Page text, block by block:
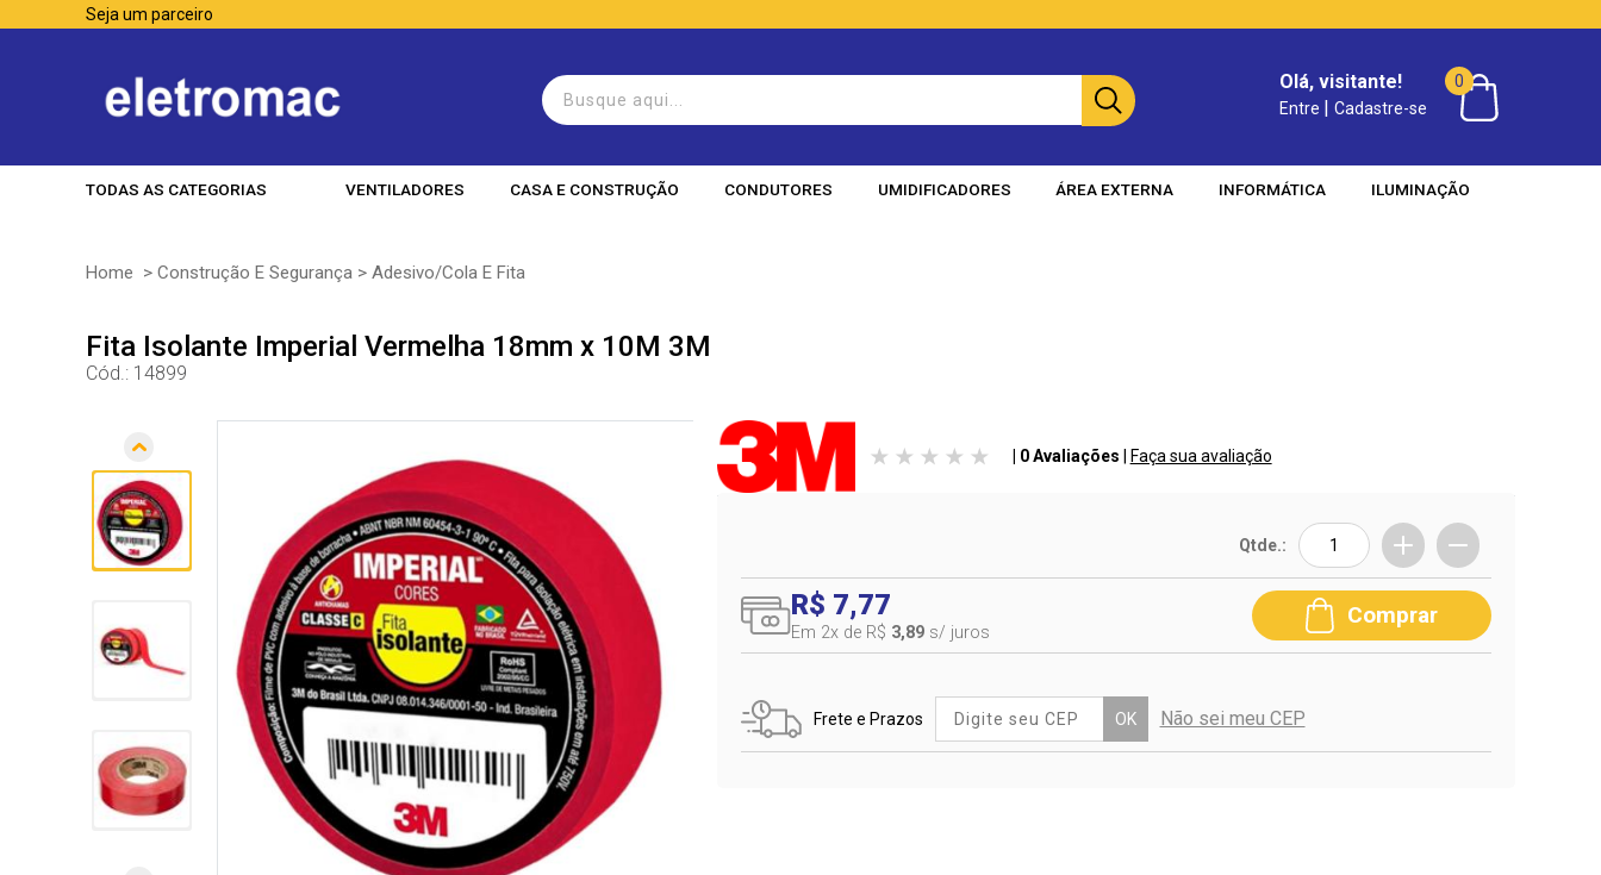
Seja um parceiro
Olá, visitante!
Entre | Cadastre-se
0
TODAS AS CATEGORIAS VENTILADORES CASA E CONSTRUÇÃO CONDUTORES UMIDIFICADORES ÁREA EXTERNA INFORMÁTICA ILUMINAÇÃO
Home > Construção E Segurança > Adesivo/Cola E Fita
Fita Isolante Imperial Vermelha 18mm x 10M 3M
Cód.: 14899
| 0 Avaliações Faça sua avaliação
Qtde.:
R$ 7,77
Em 2x de R$ 3,89 s/ juros
Comprar
Frete e Prazos OK Não sei meu CEP